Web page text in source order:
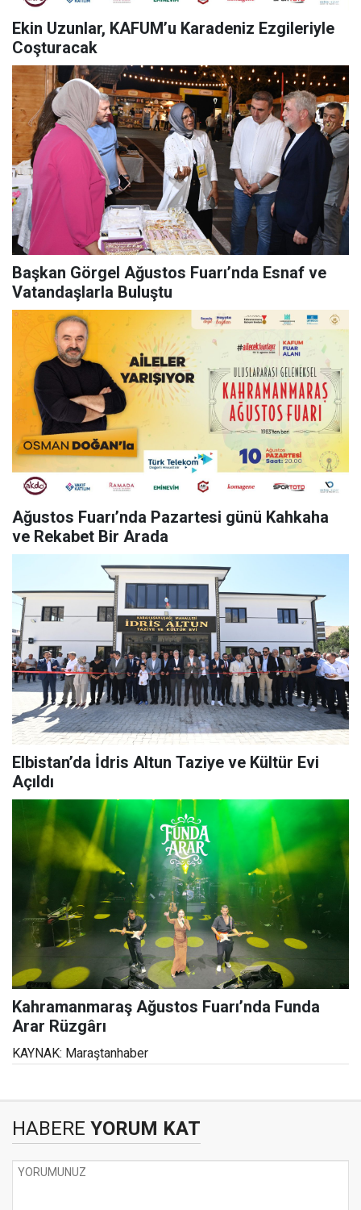
Ekin Uzunlar, KAFUM’u Karadeniz Ezgileriyle
Coşturacak
Başkan Görgel Ağustos Fuarı’nda Esnaf ve
Vatandaşlarla Buluştu
Ağustos Fuarı’nda Pazartesi günü Kahkaha
ve Rekabet Bir Arada
Elbistan’da İdris Altun Taziye ve Kültür Evi
Açıldı
Kahramanmaraş Ağustos Fuarı’nda Funda
Arar Rüzgârı
KAYNAK: Maraştanhaber
HABERE YORUM KAT